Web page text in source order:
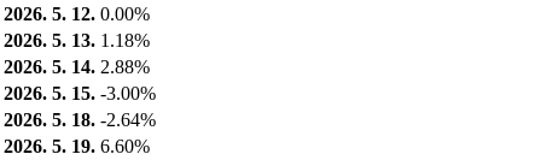
2026. 5. 12. 0.00%
2026. 5. 13. 1.18%
2026. 5. 14. 2.88%
2026. 5. 15. -3.00%
2026. 5. 18. -2.64%
2026. 5. 19. 6.60%